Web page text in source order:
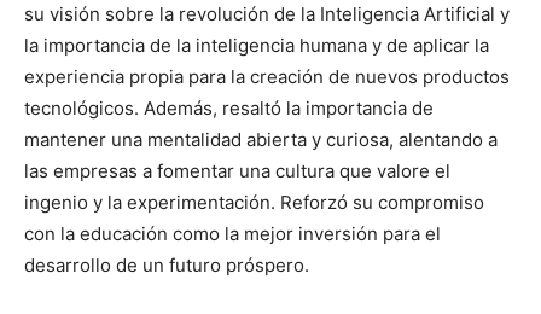
su visión sobre la revolución de la Inteligencia Artificial y
la importancia de la inteligencia humana y de aplicar la
experiencia propia para la creación de nuevos productos
tecnológicos. Además, resaltó la importancia de
mantener una mentalidad abierta y curiosa, alentando a
las empresas a fomentar una cultura que valore el
ingenio y la experimentación. Reforzó su compromiso
con la educación como la mejor inversión para el
desarrollo de un futuro próspero.